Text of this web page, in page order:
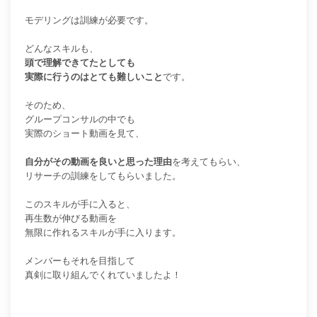
モデリングは訓練が必要です。
どんなスキルも、
頭で理解できてたとしても
実際に行うのはとても難しいことです。
そのため、
グループコンサルの中でも
実際のショート動画を見て、
自分がその動画を良いと思った理由を考えてもらい、
リサーチの訓練をしてもらいました。
このスキルが手に入ると、
再生数が伸びる動画を
無限に作れるスキルが手に入ります。
メンバーもそれを目指して
真剣に取り組んでくれていましたよ！